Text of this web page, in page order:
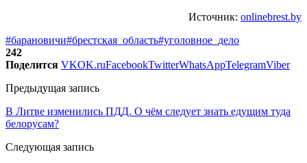
Источник: onlinebrest.by
#барановичи#брестская_область#уголовное_дело
242
Поделится VKOK.ruFacebookTwitterWhatsAppTelegramViber
Предыдущая запись
В Литве изменились ПДД. О чём следует знать едущим туда
белорусам?
Следующая запись